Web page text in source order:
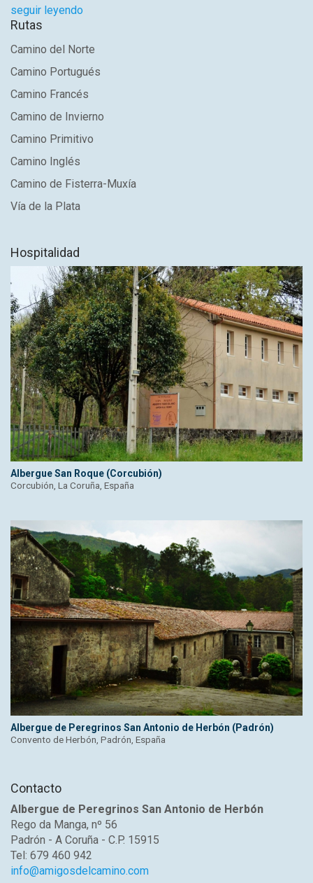
seguir leyendo
Rutas
Camino del Norte
Camino Portugués
Camino Francés
Camino de Invierno
Camino Primitivo
Camino Inglés
Camino de Fisterra-Muxía
Vía de la Plata
Hospitalidad
Albergue San Roque (Corcubión)
Corcubión, La Coruña, España
Albergue de Peregrinos San Antonio de Herbón (Padrón)
Convento de Herbón, Padrón, España
Contacto
Albergue de Peregrinos San Antonio de Herbón
Rego da Manga, nº 56
Padrón - A Coruña - C.P. 15915
Tel: 679 460 942
info@amigosdelcamino.com